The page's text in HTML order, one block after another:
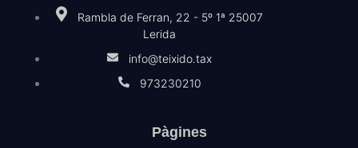
Rambla de Ferran, 22 - 5º 1ª 25007
Lerida
info@teixido.tax
973230210
Pàgines